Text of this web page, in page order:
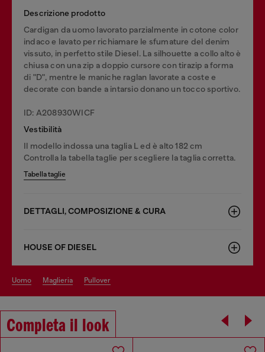
Descrizione prodotto
Cardigan da uomo lavorato parzialmente in cotone color
indaco e lavato per richiamare le sfumature del denim
vissuto, in perfetto stile Diesel. La silhouette a collo alto è
chiusa con una zip a doppio cursore con tirazip a forma
di "D", mentre le maniche raglan lavorate a coste e
decorate con bande a intarsio donano un tocco sportivo.
ID: A208930WICF
Vestibilità
Il modello indossa una taglia L ed è alto 182 cm
Controlla la tabella taglie per scegliere la taglia corretta.
Tabella taglie
DETTAGLI, COMPOSIZIONE & CURA
HOUSE OF DIESEL
uomo maglieria pullover
Completa il look